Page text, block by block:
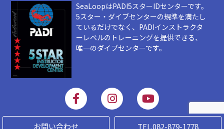
SeaLoopはPADI5スターIDセンターです。
5スター・ダイブセンターの規準を満たし
ているだけでなく、PADIインストラクタ
ーレベルのトレーニングを提供できる、
唯一のダイブセンターです。
F
a
c
e
I
n
s
Y
o
u
t
Copyright 2019 © SEALOOP. ALL Rigts Reserved
お問い合わせ TEL.082-879-1778